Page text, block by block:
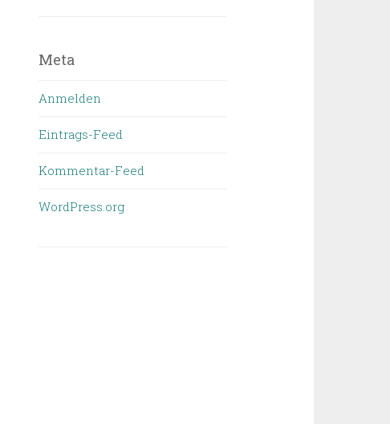
wurde
Meta
Anmelden
Eintrags-Feed
Kommentar-Feed
WordPress.org